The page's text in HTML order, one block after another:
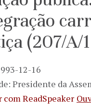
(207/A/
12-16
Presidente da